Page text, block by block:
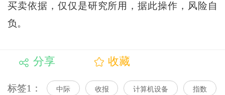
买卖依据，仅仅是研究所用，据此操作，风险自
负。
分享 收藏
标签1： 中际 收报 计算机设备 指数